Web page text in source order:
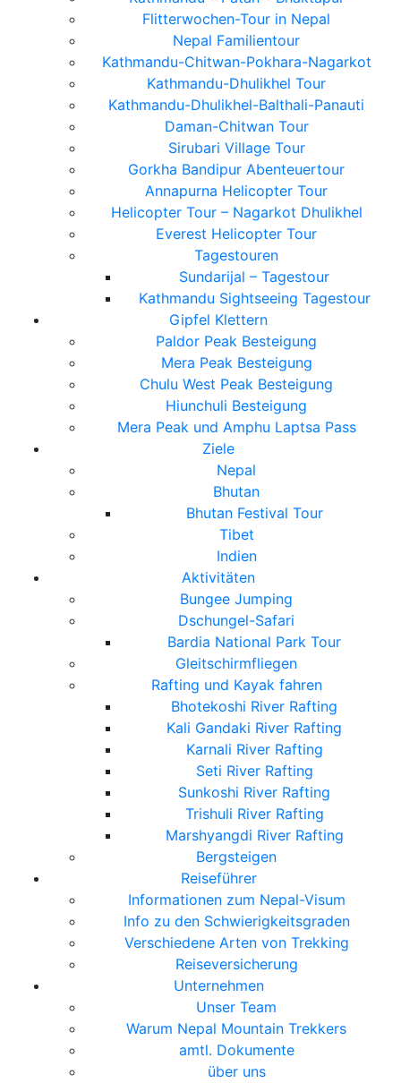
Flitterwochen-Tour in Nepal
Nepal Familientour
Kathmandu-Chitwan-Pokhara-Nagarkot
Kathmandu-Dhulikhel Tour
Kathmandu-Dhulikhel-Balthali-Panauti
Daman-Chitwan Tour
Sirubari Village Tour
Gorkha Bandipur Abenteuertour
Annapurna Helicopter Tour
Helicopter Tour – Nagarkot Dhulikhel
Everest Helicopter Tour
Tagestouren
Sundarijal – Tagestour
Kathmandu Sightseeing Tagestour
Gipfel Klettern
Paldor Peak Besteigung
Mera Peak Besteigung
Chulu West Peak Besteigung
Hiunchuli Besteigung
Mera Peak und Amphu Laptsa Pass
Ziele
Nepal
Bhutan
Bhutan Festival Tour
Tibet
Indien
Aktivitäten
Bungee Jumping
Dschungel-Safari
Bardia National Park Tour
Gleitschirmfliegen
Rafting und Kayak fahren
Bhotekoshi River Rafting
Kali Gandaki River Rafting
Karnali River Rafting
Seti River Rafting
Sunkoshi River Rafting
Trishuli River Rafting
Marshyangdi River Rafting
Bergsteigen
Reiseführer
Informationen zum Nepal-Visum
Info zu den Schwierigkeitsgraden
Verschiedene Arten von Trekking
Reiseversicherung
Unternehmen
Unser Team
Warum Nepal Mountain Trekkers
amtl. Dokumente
über uns